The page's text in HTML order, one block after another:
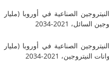
الصناعية في أوروبا (مليار
الصناعية في أوروبا (مليار
2034